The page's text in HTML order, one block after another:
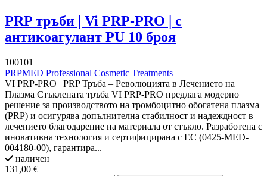
PRP тръби | Vi PRP-PRO | с
антикоагулант PU 10 броя
100101
PRPMED Professional Cosmetic Treatments
VI PRP-PRO | PRP Тръба – Революцията в Лечението на
Плазма Стъклената тръба VI PRP-PRO предлага модерно
решение за производството на тромбоцитно обогатена плазма
(PRP) и осигурява допълнителна стабилност и надеждност в
лечението благодарение на материала от стъкло. Разработена с
иновативна технология и сертифицирана с EC (0425-MED-
004180-00), гарантира...
наличен
131,00 €